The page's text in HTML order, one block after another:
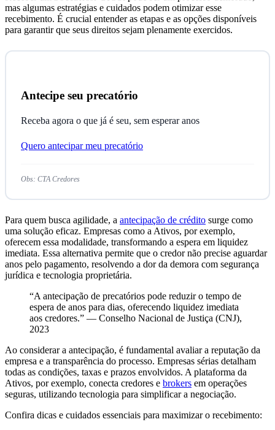
mas algumas estratégias e cuidados podem otimizar esse
recebimento. É crucial entender as etapas e as opções disponíveis
para garantir que seus direitos sejam plenamente exercidos.
Antecipe seu precatório
Receba agora o que já é seu, sem esperar anos
Quero antecipar meu precatório
Obs: CTA Credores
Para quem busca agilidade, a antecipação de crédito surge como
uma solução eficaz. Empresas como a Ativos, por exemplo,
oferecem essa modalidade, transformando a espera em liquidez
imediata. Essa alternativa permite que o credor não precise aguardar
anos pelo pagamento, resolvendo a dor da demora com segurança
jurídica e tecnologia proprietária.
“A antecipação de precatórios pode reduzir o tempo de
espera de anos para dias, oferecendo liquidez imediata
aos credores.” — Conselho Nacional de Justiça (CNJ),
2023
Ao considerar a antecipação, é fundamental avaliar a reputação da
empresa e a transparência do processo. Empresas sérias detalham
todas as condições, taxas e prazos envolvidos. A plataforma da
Ativos, por exemplo, conecta credores e brokers em operações
seguras, utilizando tecnologia para simplificar a negociação.
Confira dicas e cuidados essenciais para maximizar o recebimento: